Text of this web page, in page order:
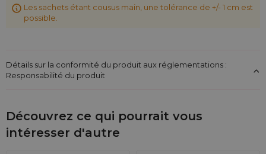
Les sachets étant cousus main, une tolérance de +/- 1 cm est
possible.
Détails sur la conformité du produit aux réglementations :
Responsabilité du produit
Découvrez ce qui pourrait vous
intéresser d'autre